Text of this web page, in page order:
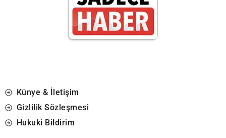
Künye & İletişim
Gizlilik Sözleşmesi
Hukuki Bildirim